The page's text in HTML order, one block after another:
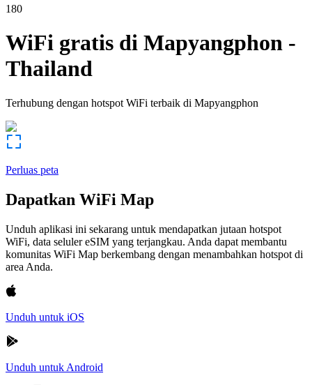
180
WiFi gratis di Mapyangphon -
Thailand
Terhubung dengan hotspot WiFi terbaik di Mapyangphon
Perluas peta
Dapatkan WiFi Map
Unduh aplikasi ini sekarang untuk mendapatkan jutaan hotspot
WiFi, data seluler eSIM yang terjangkau. Anda dapat membantu
komunitas WiFi Map berkembang dengan menambahkan hotspot di
area Anda.
Unduh untuk iOS
Unduh untuk Android